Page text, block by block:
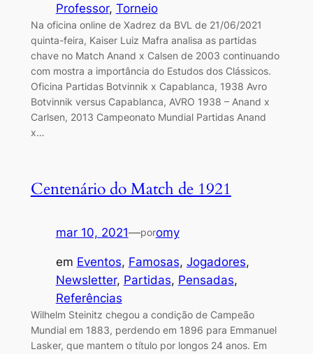
Professor, Torneio
Na oficina online de Xadrez da BVL de 21/06/2021
quinta-feira, Kaiser Luiz Mafra analisa as partidas
chave no Match Anand x Calsen de 2003 continuando
com mostra a importância do Estudos dos Clássicos.
Oficina Partidas Botvinnik x Capablanca, 1938 Avro
Botvinnik versus Capablanca, AVRO 1938 – Anand x
Carlsen, 2013 Campeonato Mundial Partidas Anand
x…
Centenário do Match de 1921
mar 10, 2021—poromy
em Eventos, Famosas, Jogadores
Newsletter, Partidas, Pensadas
Referências
Wilhelm Steinitz chegou a condição de Campeão
Mundial em 1883, perdendo em 1896 para Emmanuel
Lasker, que mantem o título por longos 24 anos. Em